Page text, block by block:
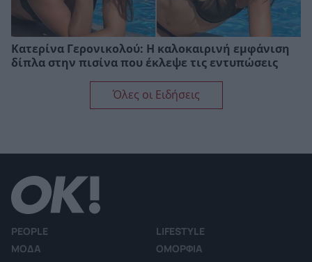
Κατερίνα Γερονικολού: Η καλοκαιρινή εμφάνιση
δίπλα στην πισίνα που έκλεψε τις εντυπώσεις
Όλες οι Ειδήσεις
PEOPLE
LIFESTYLE
ΜΟΔΑ
ΟΜΟΡΦΙΑ